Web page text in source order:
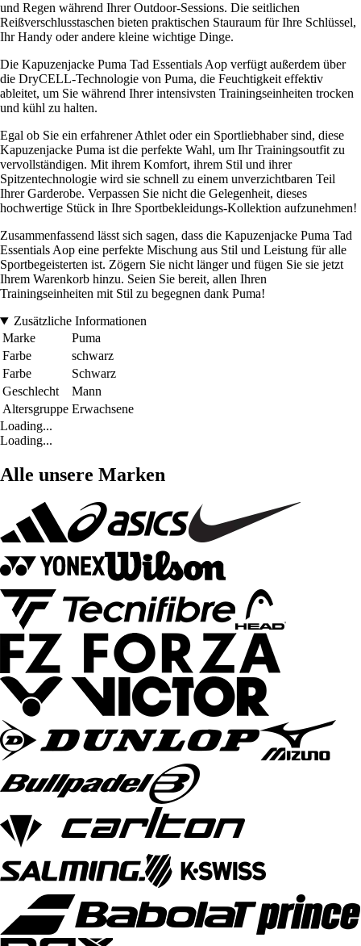
und Regen während Ihrer Outdoor-Sessions. Die seitlichen
Reißverschlusstaschen bieten praktischen Stauraum für Ihre Schlüssel,
Ihr Handy oder andere kleine wichtige Dinge.
Die Kapuzenjacke Puma Tad Essentials Aop verfügt außerdem über
die DryCELL-Technologie von Puma, die Feuchtigkeit effektiv
ableitet, um Sie während Ihrer intensivsten Trainingseinheiten trocken
und kühl zu halten.
Egal ob Sie ein erfahrener Athlet oder ein Sportliebhaber sind, diese
Kapuzenjacke Puma ist die perfekte Wahl, um Ihr Trainingsoutfit zu
vervollständigen. Mit ihrem Komfort, ihrem Stil und ihrer
Spitzentechnologie wird sie schnell zu einem unverzichtbaren Teil
Ihrer Garderobe. Verpassen Sie nicht die Gelegenheit, dieses
hochwertige Stück in Ihre Sportbekleidungs-Kollektion aufzunehmen!
Zusammenfassend lässt sich sagen, dass die Kapuzenjacke Puma Tad
Essentials Aop eine perfekte Mischung aus Stil und Leistung für alle
Sportbegeisterten ist. Zögern Sie nicht länger und fügen Sie sie jetzt
Ihrem Warenkorb hinzu. Seien Sie bereit, allen Ihren
Trainingseinheiten mit Stil zu begegnen dank Puma!
Zusätzliche Informationen
Marke
Puma
Farbe
schwarz
Farbe
Schwarz
Geschlecht
Mann
Altersgruppe Erwachsene
Loading...
Loading...
Alle unsere Marken